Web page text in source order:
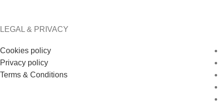
LEGAL & PRIVACY
Cookies policy
Privacy policy
Terms & Conditions